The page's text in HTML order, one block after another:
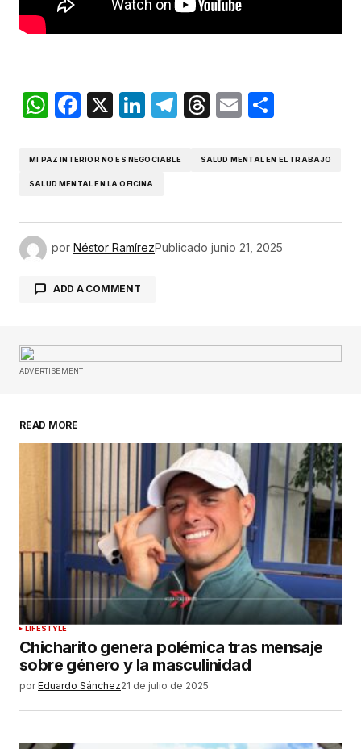
WhatsApp
Facebook
X LinkedIn
Telegram
Threads
Email
MI PAZ INTERIOR NO ES NEGOCIABLE SALUD MENTAL EN EL TRABAJO
SALUD MENTAL EN LA OFICINA
por Néstor RamírezPublicado junio 21, 2025
ADD A COMMENT
Tu dirección de correo electrónico no será
publicada.
Su nombre*
Tu correo electrónico*
Guardar mi nombre, correo electrónico y sitio
web en este navegador para la próxima vez que
haga un comentario.
ADVERTISEMENT
READ MORE
LIFESTYLE
Chicharito genera polémica tras mensaje
sobre género y la masculinidad
por Eduardo Sánchez21 de julio de 2025